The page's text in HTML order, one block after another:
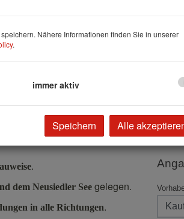
.
dem Neusiedler See gelegen.
in alle Richtungen.
USt.
Nähere Informationen finden Sie in unserer
.
immer aktiv
Speichern Alle